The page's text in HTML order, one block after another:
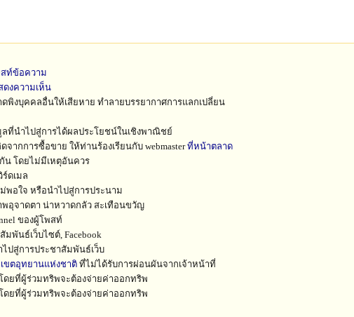
สท์ข้อความ
ดงความเห็น
พิงบุคคลอื่นให้เสียหาย ทำลายบรรยากาศการแลกเปลี่ยน
นำไปสู่การได้ผลประโยชน์ในเชิงพาณิชย์
ากการซื้อขาย ให้ท่านร้องเรียนกับ webmasterที่หน้าตลาด
กัน โดยไม่มีเหตุอันควร
ดเมล
พอใจ หรือนำไปสู่การประนาม
อุจาดตา น่าหวาดกลัว สะเทือนขวัญ
ของผู้โพสท์
พันธ์เว็บไซต์, Facebook
ปสู่การประชาสัมพันธ์เว็บ
เขตอุทยานแห่งชาติ ที่ไม่ได้รับการผ่อนผันจากเจ้าหน้าที่
ยที่ผู้ร่วมทริพจะต้องจ่ายค่าออกทริพ
ยที่ผู้ร่วมทริพจะต้องจ่ายค่าออกทริพ